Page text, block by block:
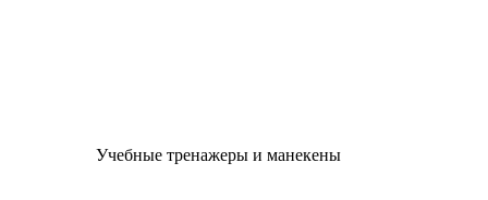
Учебные тренажеры и манекены